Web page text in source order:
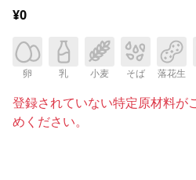
¥0
卵 乳 小麦 そば 落花生
登録されていない特定原材料が
めください。